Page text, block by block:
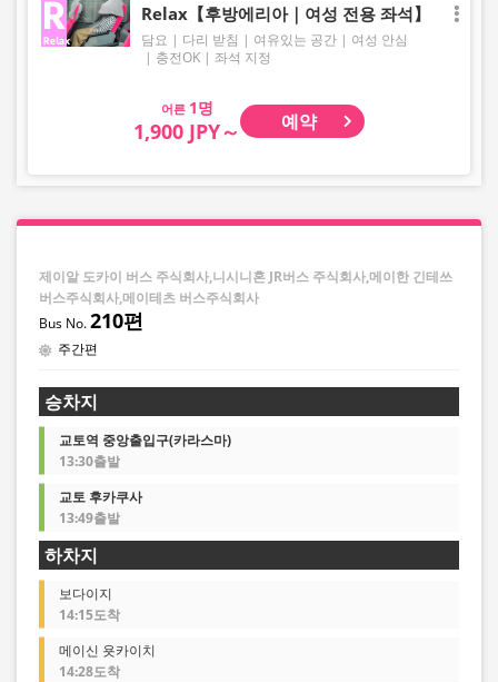
Relax【후방에리아｜여성 전용 좌석】
담요 다리 받침 여유있는 공간
여성 안심
충전OK
좌석 지정
어른
1,900 JPY～ 예약
제이알 도카이 버스 주식회사,니시니혼 JR버스 주식회사,메이한 긴테쓰
버스주식회사,메이테츠 버스주식회사
210편
주간편
승차지
교토역 중앙출입구(카라스마)
13:30출발
교토 후카쿠사
13:49출발
하차지
보다이지
14:15도착
메이신 욧카이치
14:28도착